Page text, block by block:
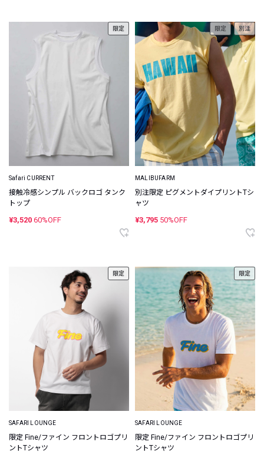
限定
Safari CURRENT
接触冷感シンプル バックロゴ タンク
トップ
¥3,520 60%OFF
限定 別注
MALIBUFARM
別注限定 ピグメントダイプリントTシ
ャツ
¥3,795 50%OFF
限定
SAFARI LOUNGE
限定 Fine/ファイン フロントロゴプリ
ントTシャツ
限定
SAFARI LOUNGE
限定 Fine/ファイン フロントロゴプリ
ントTシャツ